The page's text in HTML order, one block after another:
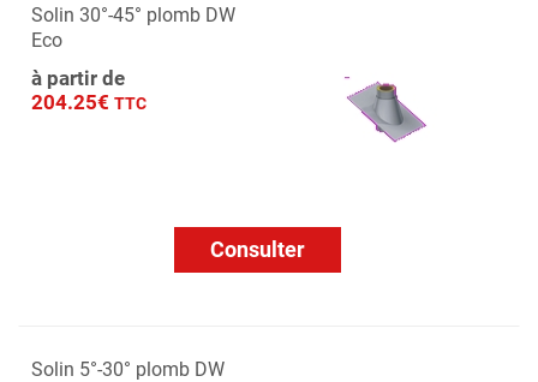
Solin 30°-45° plomb DW
Eco
à partir de
204.25€ TTC
Consulter
Solin 5°-30° plomb DW